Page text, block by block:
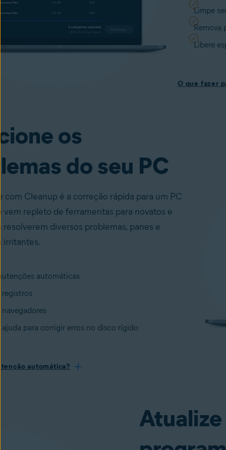
Limpe
Remova
Libere
O que fazer
os
do seu PC
com Cleanup é a correção rápida para um PC
vem repleto de ferramentas para novatos e
resolverem diversos problemas, panes e
irritantes.
automáticas
registros
para corrigir erros no disco rígido
automática?